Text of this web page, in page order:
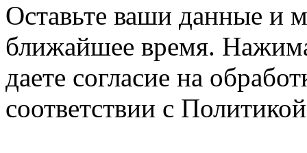
Оставьте ваши данные и
ближайшее время.
даете согласие на
соответствии с